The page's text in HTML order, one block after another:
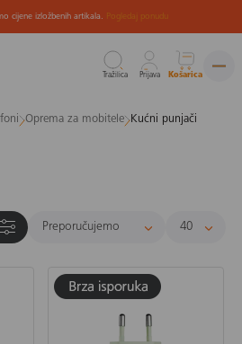
cijene izložbenih artikala. Pogledaj ponudu
Tražilica Prijava Košarica
Oprema za mobitele Kućni punjači